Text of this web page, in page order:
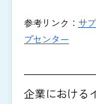
参考リンク： サ
プセンター
企業における